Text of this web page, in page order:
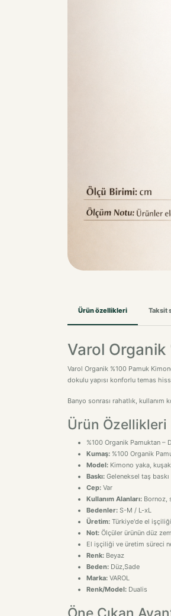
Ürün özellikleri Taksit
Varol Organik
Varol Organik %100 Pamuk
dokulu yapısı konforlu temas
Banyo sonrası rahatlık, kullanım
Ürün Özellikleri
%100 Organik Pamuktan –
Kumaş: %100 Organik
Model: Kimono yaka,
Baskı: Geleneksel taş baskı
Cep: Var
Kullanım Alanları: Bornoz,
Bedenler: S-M / L-xL
Üretim: Türkiye'de el
Not: Ölçüler ürünün düz
El işçiliği ve üretim süreci
Renk: Beyaz
Beden: Düz,Sade
Marka: VAROL
Renk/Model: Dualis
Öne Çıkan